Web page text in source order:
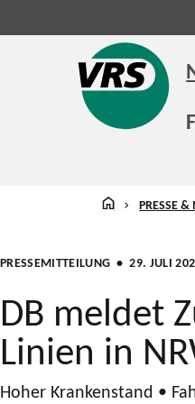
STARTSEITE
PRESSE
PRESSEMITTEILUNG • 29. JULI
DB meldet
Linien in
Hoher Krankenstand •